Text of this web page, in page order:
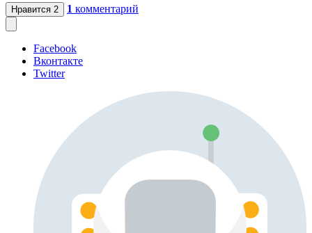
Нравится 2 1 комментарий
Facebook
Вконтакте
Twitter